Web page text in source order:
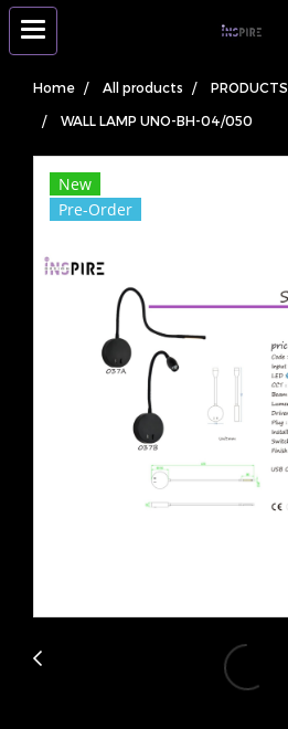
Home All products PRODUCTS
WALL LAMP UNO-BH-04/050
New
Pre-Order